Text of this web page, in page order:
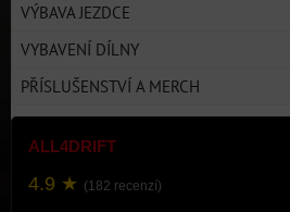
VÝBAVA JEZDCE
VYBAVENÍ DÍLNY
PŘÍSLUŠENSTVÍ A MERCH
ALL4DRIFT
4.9 ★ (182 recenzí)